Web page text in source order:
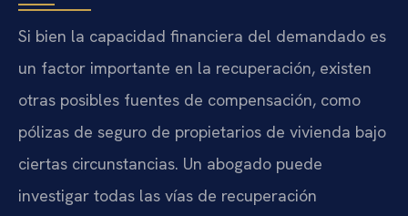
Si bien la capacidad financiera del demandado es
un factor importante en la recuperación, existen
otras posibles fuentes de compensación, como
pólizas de seguro de propietarios de vivienda bajo
ciertas circunstancias. Un abogado puede
investigar todas las vías de recuperación